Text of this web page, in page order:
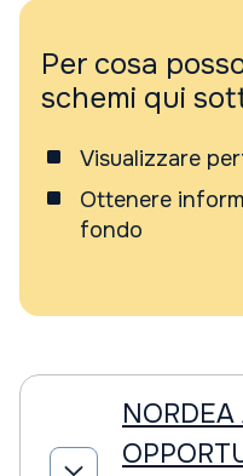
Per cosa
schemi qui
Visualizzare
Ottenere
fondo